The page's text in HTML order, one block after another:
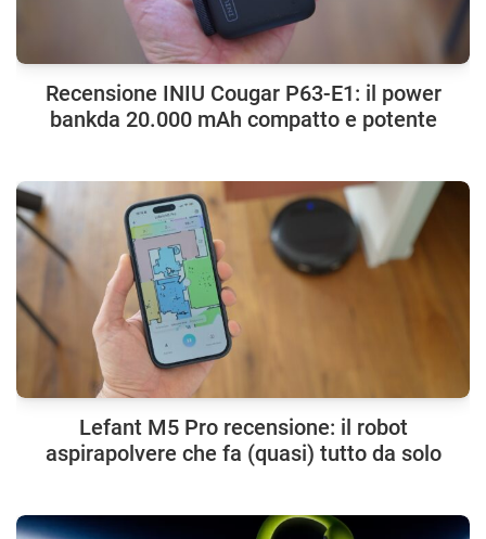
Recensione INIU Cougar P63-E1: il power
bankda 20.000 mAh compatto e potente
Lefant M5 Pro recensione: il robot
aspirapolvere che fa (quasi) tutto da solo